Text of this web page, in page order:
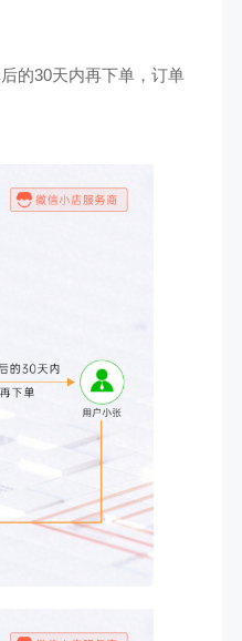
的30天内再下单，订单
，
北店开展私域试点工作，完成私域从0